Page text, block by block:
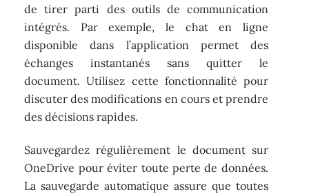
de tirer parti des outils de communication
intégrés. Par exemple, le chat en ligne
disponible dans l’application permet des
échanges instantanés sans quitter le
document. Utilisez cette fonctionnalité pour
discuter des modifications en cours et prendre
des décisions rapides.
Sauvegardez régulièrement le document sur
OneDrive pour éviter toute perte de données.
La sauvegarde automatique assure que toutes